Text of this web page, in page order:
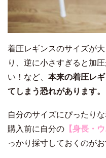
着圧レギンスのサイズが
り、逆に小さすぎると加
い！など、 本来の着圧レ
てしまう恐れがあります。
自分のサイズにぴったり
購入前に自分の 【身長・
っかり採寸しておくのがお